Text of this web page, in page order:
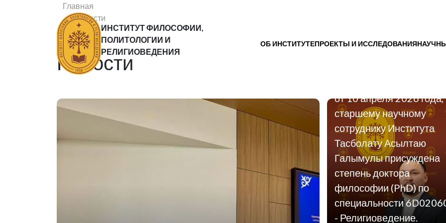
ИНСТИТУТ ФИЛОСОФИИ,
ПОЛИТОЛОГИИ И
РЕЛИГИОВЕДЕНИЯ
ОБ ИНСТИТУТЕПРОЕКТЫ И ИССЛЕДОВАНИЯ
Главная
Новости
Статьи
Новости
от 10 апреля 2026 года,
старшему научному
сотруднику Института
Тасболату Асылтаю
Галымулы присуждена
степень доктора
философии (PhD) по
специальности
- Религиоведение.